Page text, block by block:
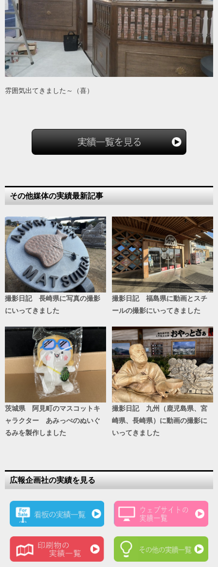
雰囲気出てきました～（喜）
その他媒体の実績最新記事
撮影日記 長崎県に写真の撮影
にいってきました
撮影日記 福島県に動画とスチ
ールの撮影にいってきました
茨城県 阿見町のマスコットキ
ャラクター あみっぺのぬいぐ
るみを製作しました
撮影日記 九州（鹿児島県、宮
崎県、長崎県）に動画の撮影に
いってきました
広報企画社の実績を見る